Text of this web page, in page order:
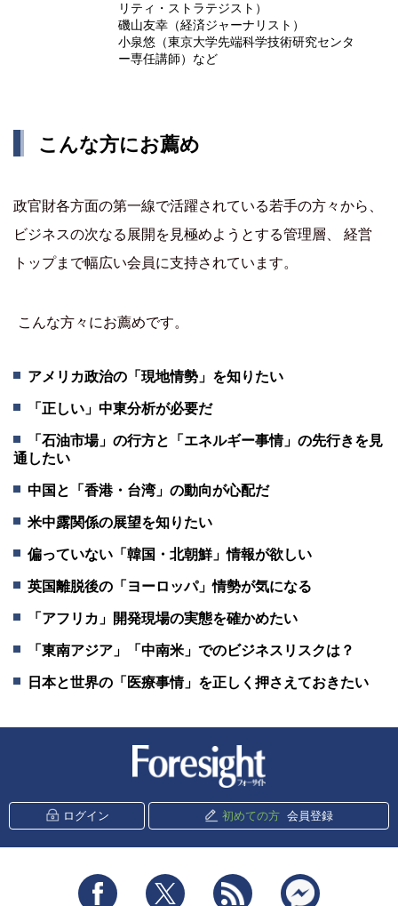
リティ・ストラテジスト）
磯山友幸（経済ジャーナリスト）
小泉悠（東京大学先端科学技術研究センタ
ー専任講師）など
こんな方にお薦め
政官財各方面の第一線で活躍されている若手の方々から、
ビジネスの次なる展開を見極めようとする管理層、 経営
トップまで幅広い会員に支持されています。
こんな方々にお薦めです。
アメリカ政治の「現地情勢」を知りたい
「正しい」中東分析が必要だ
「石油市場」の行方と「エネルギー事情」の先行きを見
通したい
中国と「香港・台湾」の動向が心配だ
米中露関係の展望を知りたい
偏っていない「韓国・北朝鮮」情報が欲しい
英国離脱後の「ヨーロッパ」情勢が気になる
「アフリカ」開発現場の実態を確かめたい
「東南アジア」「中南米」でのビジネスリスクは？
日本と世界の「医療事情」を正しく押さえておきたい
ログイン 初めての方 会員登録
Facebook Twitter RSS